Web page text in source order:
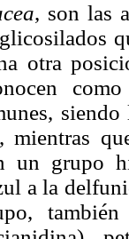
, son las
otra
mientras
un grupo
a la
también